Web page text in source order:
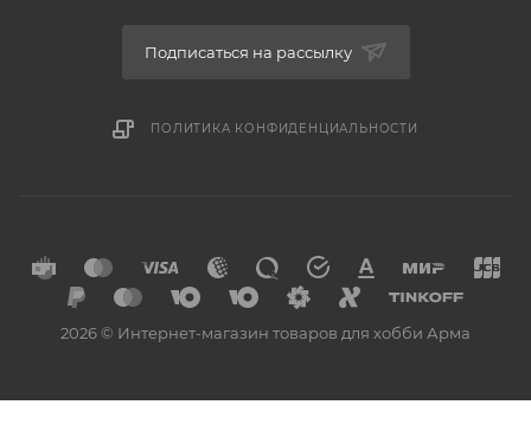
Подписаться на рассылку
ПОЛИТИКА КОНФИДЕНЦИАЛЬНОСТИ
2026 © Интернет-магазин товаров для хобби Арма